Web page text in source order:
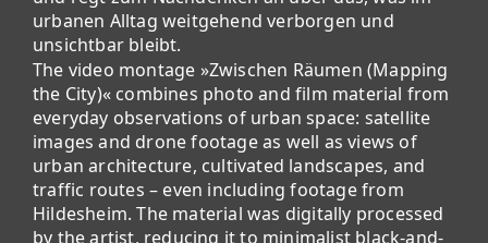
urbanen Alltag weitgehend verborgen und
unsichtbar bleibt.
The video montage »Zwischen Räumen (Mapping
the City)« combines photo and film material from
everyday observations of urban space: satellite
images and drone footage as well as views of
urban architecture, cultivated landscapes, and
traffic routes – even including footage from
Hildesheim. The material was digitally processed
by the artist, reducing it to minimalist black-and-